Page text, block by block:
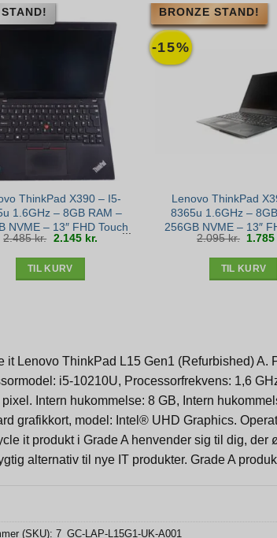
ThinkPad X390 – I5-
1.6GHz – 8GB RAM –
NVME – 13″ FHD Touch
– Win 11 – Sølv stand
2.485kr. Den
oprindelige
pris
2.145 kr.Den
aktuelle
pris
TIL KURV
-15%
BRONZE STAND!
Lenovo ThinkPad
8365u 1.6GHz –
256GB NVME – 13″
– Win 11 – Bronze
2.095kr. Den
pris
1.785
TIL KURV
it Lenovo ThinkPad L15 Gen1 (Refurbished)
i5-10210U, Processorfrekvens: 1,6
Intern hukommelse: 8 GB, Intern
grafikkort, model: Intel® UHD Graphics.
it produkt i Grade A henvender sig til dig,
alternativ til nye IT produkter. Grade A
(SKU): 7_GC-LAP-L15G1-UK-A001